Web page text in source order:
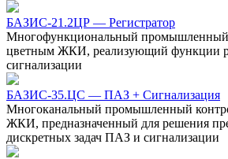
БАЗИС-21.2ЦР — Регистратор
Многофункциональный промышленный
цветным ЖКИ, реализующий функции
сигнализации
БАЗИС-35.ЦС — ПАЗ + Сигнализация
Многоканальный промышленный
ЖКИ, предназначенный для решения
дискретных задач ПАЗ и сигнализации